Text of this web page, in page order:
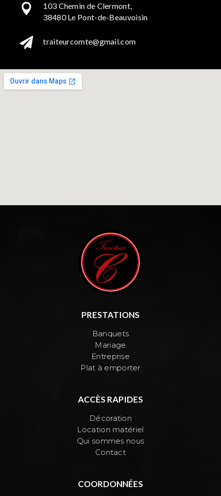

103 Chemin de Clermont,
38480 Le Pont-de-Beauvoisin
 traiteurcomte@gmail.com
PRESTATIONS
Banquets
Mariage
Entreprise
Plat à emporter
ACCÈS RAPIDES
Décoration
Location matériel
Qui sommes nous
Contact
COORDONNÉES